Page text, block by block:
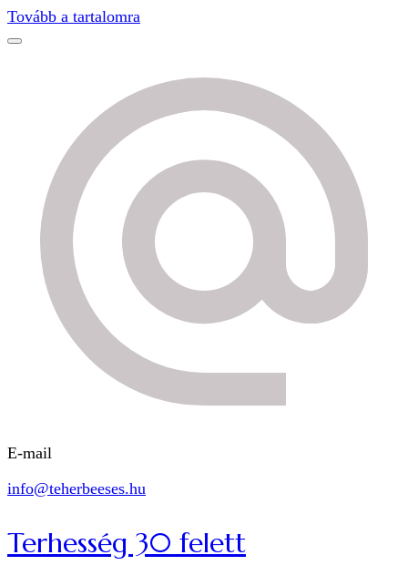
Tovább a tartalomra
E-mail
info@teherbeeses.hu
Terhesség 30 felett